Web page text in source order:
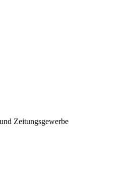
Zeitungsgewerbe